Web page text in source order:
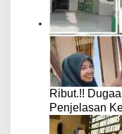
Ribut.!!
Penjelasan